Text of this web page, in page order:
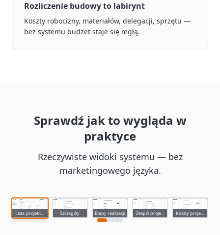
Rozliczenie budowy to labirynt
Koszty robocizny, materiałów, delegacji, sprzętu —
bez systemu budżet staje się mgłą.
Sprawdź jak to wygląda w
praktyce
Rzeczywiste widoki systemu — bez
marketingowego języka.
app.brygadier.com
Lista projektów Szczegóły Etapy realizacji Zespół projektu Koszty projektu